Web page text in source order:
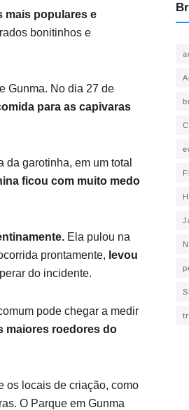
mais populares e
bonitinhos e
Gunma. No dia 27 de
para as capivaras
garotinha, em um total
ficou com muito medo
Ela pulou na
prontamente, levou
do incidente.
pode chegar a medir
maiores roedores do
os locais de criação, como
O Parque em Gunma